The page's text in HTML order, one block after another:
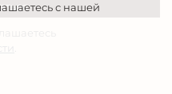
с нашей